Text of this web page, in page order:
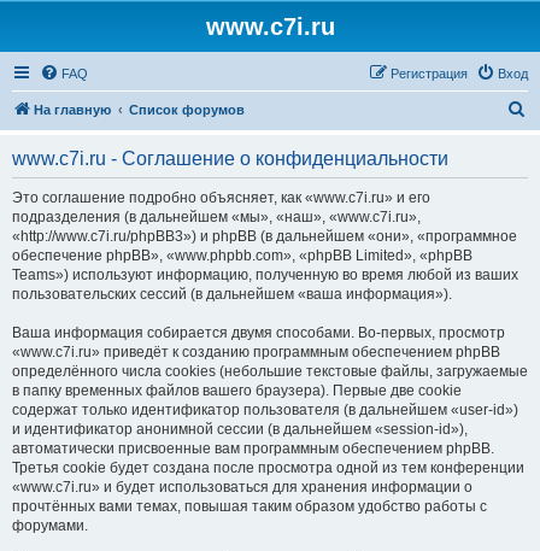
www.c7i.ru
FAQ Вход
Регистрация
На главную Список форумов
www.c7i.ru - Соглашение о конфиденциальности
Это соглашение подробно объясняет, как «www.c7i.ru» и его
подразделения (в дальнейшем «мы», «наш», «www.c7i.ru»,
«http://www.c7i.ru/phpBB3») и phpBB (в дальнейшем «они», «программное
обеспечение phpBB», «www.phpbb.com», «phpBB Limited», «phpBB
Teams») используют информацию, полученную во время любой из ваших
пользовательских сессий (в дальнейшем «ваша информация»).
Ваша информация собирается двумя способами. Во-первых, просмотр
«www.c7i.ru» приведёт к созданию программным обеспечением phpBB
определённого числа cookies (небольшие текстовые файлы, загружаемые
в папку временных файлов вашего браузера). Первые две cookie
содержат только идентификатор пользователя (в дальнейшем «user-id»)
и идентификатор анонимной сессии (в дальнейшем «session-id»),
автоматически присвоенные вам программным обеспечением phpBB.
Третья cookie будет создана после просмотра одной из тем конференции
«www.c7i.ru» и будет использоваться для хранения информации о
прочтённых вами темах, повышая таким образом удобство работы с
форумами.